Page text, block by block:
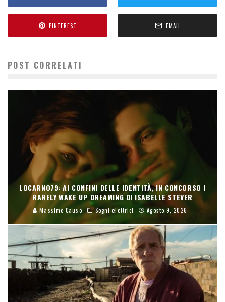
PINTEREST EMAIL
POST CORRELATI
LOCARNO79: AI CONFINI DELLE IDENTITÀ, IN CONCORSO I
RARELY WAKE UP DREAMING DI ISABELLE STEVER
Massimo Causo Sogni elettrici Agosto 9, 2026